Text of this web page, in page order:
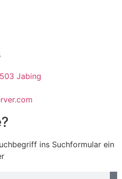
Jabing
ins Suchformular ein